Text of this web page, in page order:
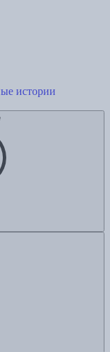
истории